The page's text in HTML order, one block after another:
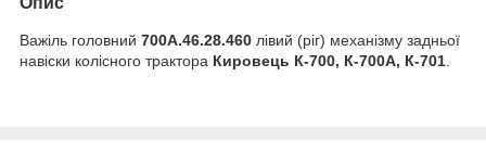
Важіль головний 700А.46.28.460 лівий (ріг) механізму задньої
навіски колісного трактора Кировець К-700, К-700А, К-701